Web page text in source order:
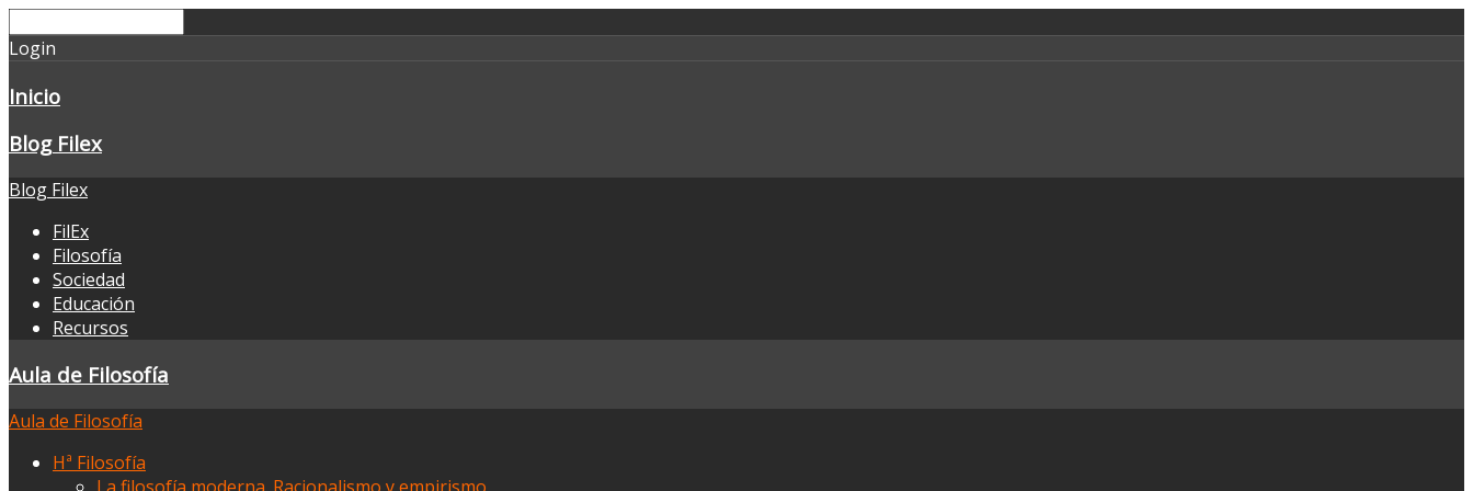
Login
Inicio
Blog Filex
Blog Filex
FilEx
Filosofía
Sociedad
Educación
Recursos
Aula de Filosofía
Aula de Filosofía
Hª Filosofía
La filosofía moderna. Racionalismo y empirismo